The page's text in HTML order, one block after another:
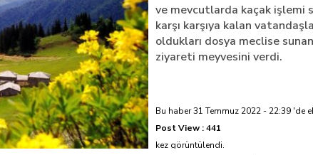
kaybetti
ve mevcutlarda kaçak işlemi
karşı karşıya kalan
oldukları dosya meclise
ziyareti meyvesini verdi.
Bu haber 31 Temmuz 2022 - 22:39 'de
Post View :441
kez görüntülendi.